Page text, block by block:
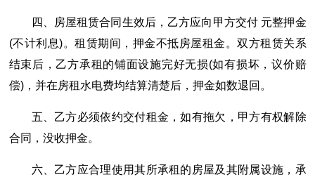
四、房屋租赁合同生效后，乙方应向甲方交付 元整押金
(不计利息)。租赁期间，押金不抵房屋租金。双方租赁关系
结束后，乙方承租的铺面设施完好无损(如有损坏，议价赔
偿)，并在房租水电费均结算清楚后，押金如数退回。
五、乙方必须依约交付租金，如有拖欠，甲方有权解除
合同，没收押金。
六、乙方应合理使用其所承租的房屋及其附属设施，承